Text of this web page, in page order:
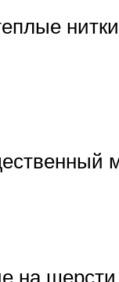
на шерсти.